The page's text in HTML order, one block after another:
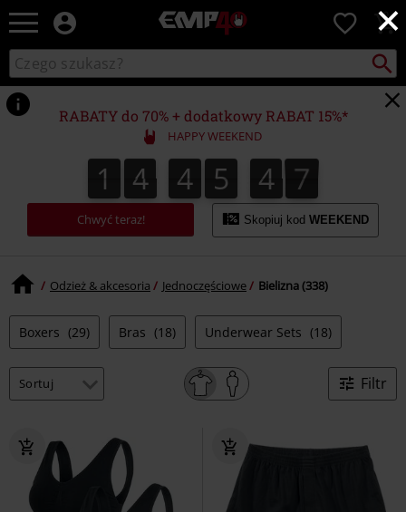
×
EMP
Merch
Fanów:
Muzyki,
Filmów,
Seriali
Gier
-
Moda
Alternatywna.
0
Wyszukaj
katalog
Szukaj
RABATY do 70% + dodatkowy RABAT 15%*
HAPPY WEEKEND
1
1 4
4 4
4 5
5 4
4
4
4 5
6
5
7
6
Chwyć teraz! Skopiuj kod WEEKEND
Odzież & akcesoria Jednoczęściowe Bielizna (338)
Boxers (29) Bras (18) Underwear Sets (18)
Filtr